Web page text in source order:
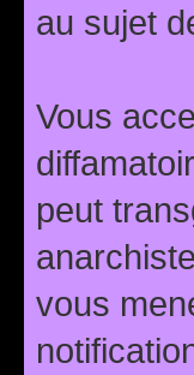
au sujet
Vous
peut
vous